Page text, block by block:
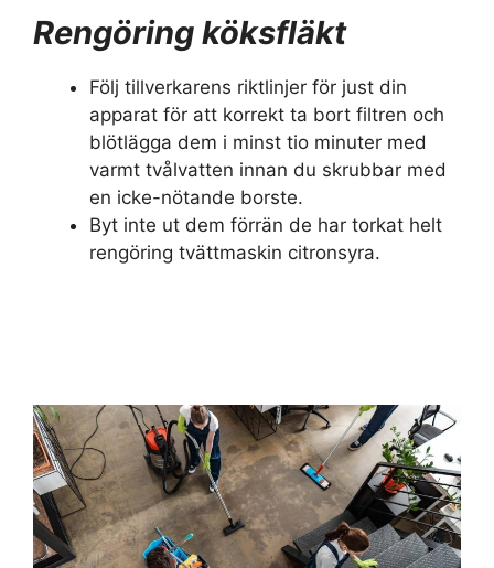
Rengöring köksfläkt
Följ tillverkarens riktlinjer för just din
apparat för att korrekt ta bort filtren och
blötlägga dem i minst tio minuter med
varmt tvålvatten innan du skrubbar med
en icke-nötande borste.
Byt inte ut dem förrän de har torkat helt
rengöring tvättmaskin citronsyra.